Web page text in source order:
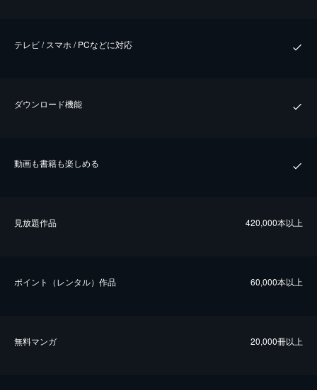
テレビ / スマホ / PCなどに対応
ダウンロード機能
動画も書籍も楽しめる
⾒放題作品 420,000本以上
ポイント（レンタル）作品 60,000本以上
無料マンガ 20,000冊以上